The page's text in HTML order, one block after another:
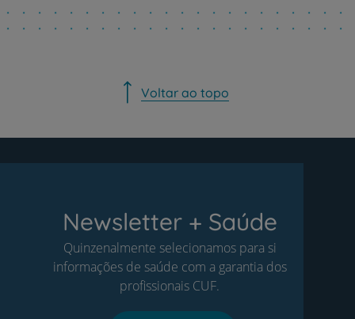
Voltar ao topo
Newsletter + Saúde
Quinzenalmente selecionamos para si
informações de saúde com a garantia dos
profissionais CUF.